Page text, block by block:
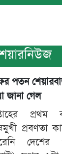
পতন
জানা গেল
প্রথম
প্রবণতা
দেশের